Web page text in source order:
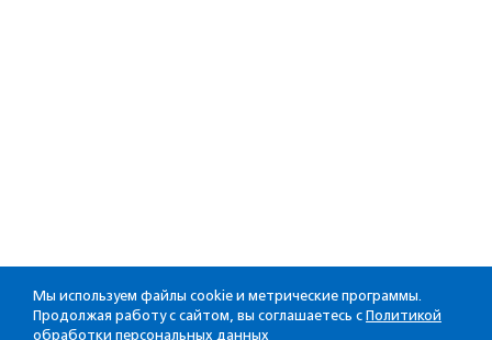
Мы используем файлы cookie и метрические программы.
Продолжая работу с сайтом, вы соглашаетесь с Политикой
обработки персональных данных